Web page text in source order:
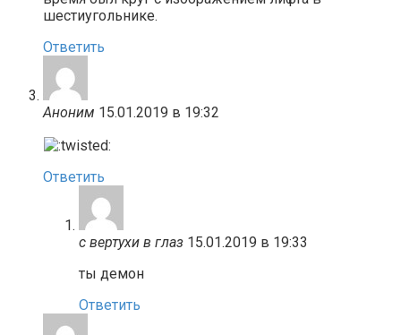
шестиугольнике.
Ответить
Аноним 15.01.2019 в 19:32
Ответить
с вертухи в глаз 15.01.2019 в 19:33
ты демон
Ответить